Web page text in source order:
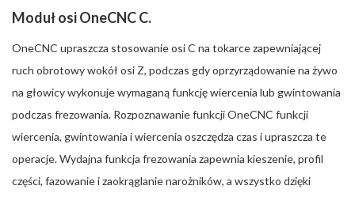
Moduł osi OneCNC C.
OneCNC upraszcza stosowanie osi C na tokarce zapewniającej
ruch obrotowy wokół osi Z, podczas gdy oprzyrządowanie na żywo
na głowicy wykonuje wymaganą funkcję wiercenia lub gwintowania
podczas frezowania. Rozpoznawanie funkcji OneCNC funkcji
wiercenia, gwintowania i wiercenia oszczędza czas i upraszcza te
operacje. Wydajna funkcja frezowania zapewnia kieszenie, profil
części, fazowanie i zaokrąglanie narożników, a wszystko dzięki